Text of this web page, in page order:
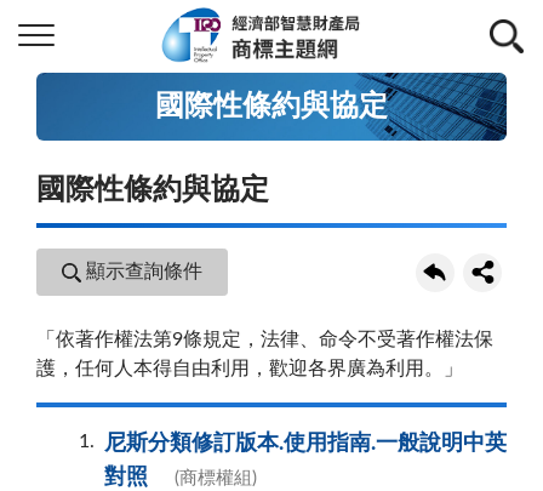
國際性條約與協定
國際性條約與協定
顯示查詢條件
「依著作權法第9條規定，法律、命令不受著作權法保
護，任何人本得自由利用，歡迎各界廣為利用。」
1
尼斯分類修訂版本.使用指南.一般說明中英
對照
(商標權組)